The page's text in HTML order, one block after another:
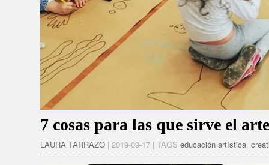
7 cosas para las que sirve el
LAURA TARRAZO | 2019-09-17 | TAGSeducación artística,